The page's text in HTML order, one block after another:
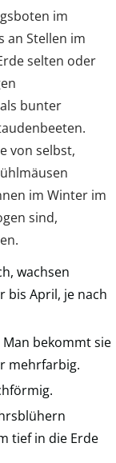
im
an Stellen im
selten oder
bunter
von selbst,
im Winter im
sind,
wachsen
bis April, je nach
bekommt sie
mehrfarbig.
tief in die Erde